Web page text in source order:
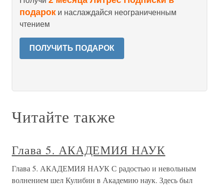
подарок и наслаждайся неограниченным
чтением
ПОЛУЧИТЬ ПОДАРОК
Читайте также
Глава 5. АКАДЕМИЯ НАУК
Глава 5. АКАДЕМИЯ НАУК С радостью и невольным
волнением шел Кулибин в Академию наук. Здесь был